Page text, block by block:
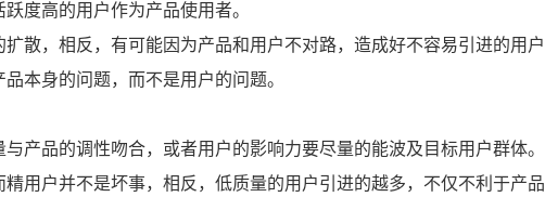
度高的用户作为产品使用者。
散，相反，有可能因为产品和用户不对路，造成好不容易引进的用户
本身的问题，而不是用户的问题。
产品的调性吻合，或者用户的影响力要尽量的能波及目标用户群体。
用户并不是坏事，相反，低质量的用户引进的越多，不仅不利于产品